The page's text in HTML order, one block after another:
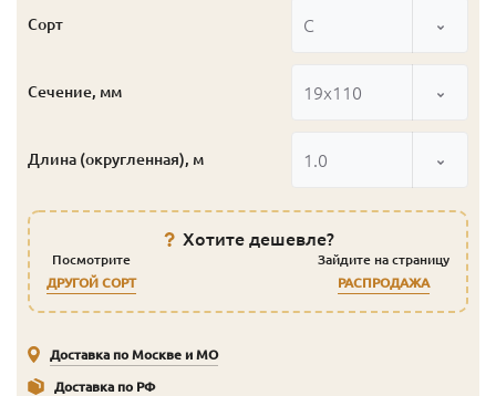
Сорт С
Сечение, мм 19x110
Длина (округленная), м 1.0
Хотите дешевле?
Посмотрите
ДРУГОЙ СОРТ
Зайдите на страницу
РАСПРОДАЖА
Доставка по Москве и МО
Доставка по РФ